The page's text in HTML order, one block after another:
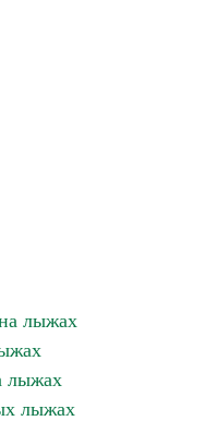
лыжах
лыжах
лыжах